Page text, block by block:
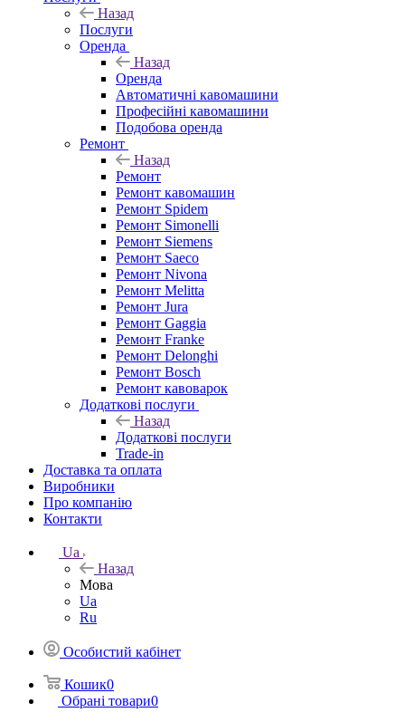
Назад
Послуги
Оренда
Назад
Оренда
Автоматичні кавомашини
Професійні кавомашини
Подобова оренда
Ремонт
Назад
Ремонт
Ремонт кавомашин
Ремонт Spidem
Ремонт Simonelli
Ремонт Siemens
Ремонт Saeco
Ремонт Nivona
Ремонт Melitta
Ремонт Jura
Ремонт Gaggia
Ремонт Franke
Ремонт Delonghi
Ремонт Bosch
Ремонт кавоварок
Додаткові послуги
Назад
Додаткові послуги
Trade-in
Доставка та оплата
Виробники
Про компанію
Контакти
Ua
Назад
Мова
Ua
Ru
Особистий кабінет
Кошик0
Обрані товари0